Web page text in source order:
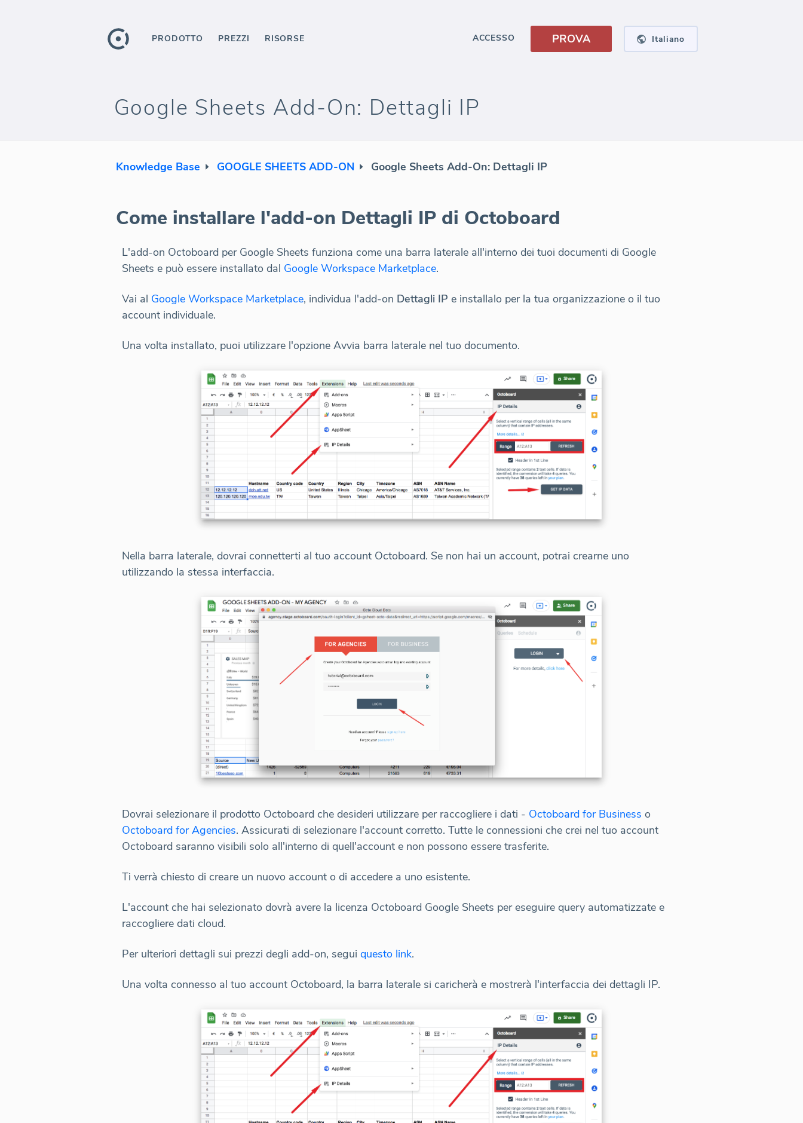
PRODOTTO PREZZI RISORSE ACCESSO PROVA Italiano
Google Sheets Add-On: Dettagli IP
Knowledge Base GOOGLE SHEETS ADD-ON Google Sheets Add-On: Dettagli IP
Come installare l'add-on Dettagli IP di Octoboard
L'add-on Octoboard per Google Sheets funziona come una barra laterale all'interno dei tuoi documenti di Google
Sheets e può essere installato dal Google Workspace Marketplace.
Vai al Google Workspace Marketplace, individua l'add-on Dettagli IP e installalo per la tua organizzazione o il tuo
account individuale.
Una volta installato, puoi utilizzare l'opzione Avvia barra laterale nel tuo documento.
Nella barra laterale, dovrai connetterti al tuo account Octoboard. Se non hai un account, potrai crearne uno
utilizzando la stessa interfaccia.
Dovrai selezionare il prodotto Octoboard che desideri utilizzare per raccogliere i dati - Octoboard for Business o
Octoboard for Agencies. Assicurati di selezionare l'account corretto. Tutte le connessioni che crei nel tuo account
Octoboard saranno visibili solo all'interno di quell'account e non possono essere trasferite.
Ti verrà chiesto di creare un nuovo account o di accedere a uno esistente.
L'account che hai selezionato dovrà avere la licenza Octoboard Google Sheets per eseguire query automatizzate e
raccogliere dati cloud.
Per ulteriori dettagli sui prezzi degli add-on, segui questo link.
Una volta connesso al tuo account Octoboard, la barra laterale si caricherà e mostrerà l'interfaccia dei dettagli IP.